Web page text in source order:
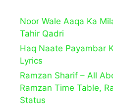
Noor Wale Aaqa Ka
Tahir Qadri
Haq Naate Payambar
Lyrics
Ramzan Sharif – All
Ramzan Time Table,
Status